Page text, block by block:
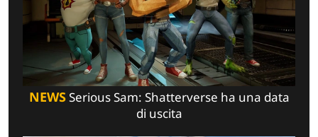
NEWSSerious Sam: Shatterverse ha una data
di uscita